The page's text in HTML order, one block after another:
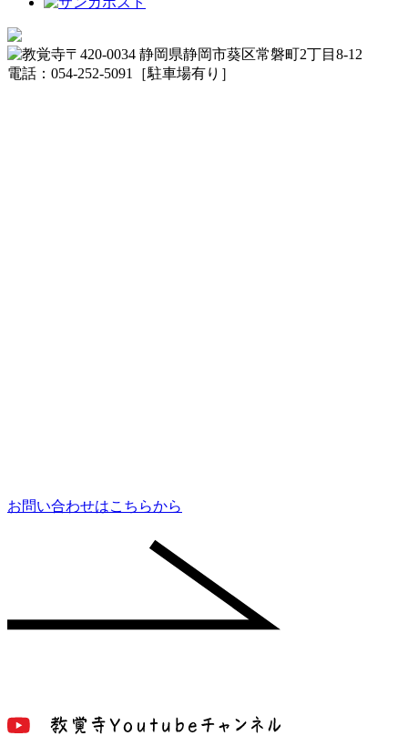
〒420-0034 静岡県静岡市葵区常磐町2丁目8-12
電話：054-252-5091［駐車場有り］
お問い合わせはこちらから